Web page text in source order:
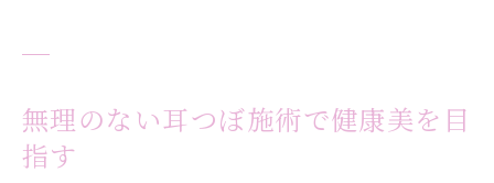
無理のない耳つぼ施術で健康美を目
指す